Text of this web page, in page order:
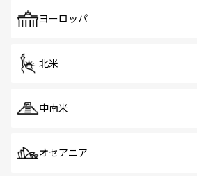
で、ホーカーズは地元の風情を
ヨーロッパ
北米
中南米
オセアニア